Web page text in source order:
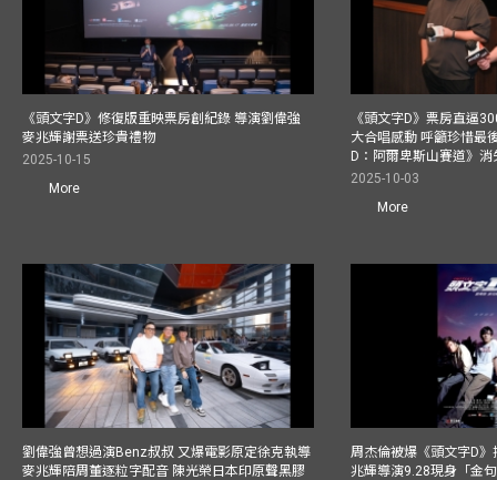
《頭文字D》修復版重映票房創紀錄 導演劉偉強
麥兆輝謝票送珍貴禮物
2025-10-15
More
《頭文字D》票房直逼
大合唱感動 呼籲珍惜最
D：阿爾卑斯山賽道》消
2025-10-03
More
劉偉強曾想過演Benz叔叔 又爆電影原定徐克執導
麥兆輝陪周董逐粒字配音 陳光榮日本印原聲黑膠
周杰倫被爆《頭文字D
兆輝導演9.28現身「金